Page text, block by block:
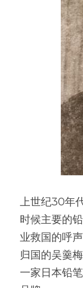
上世纪30年
时候主要的
业救国的呼
归国的吴羹
一家日本铅